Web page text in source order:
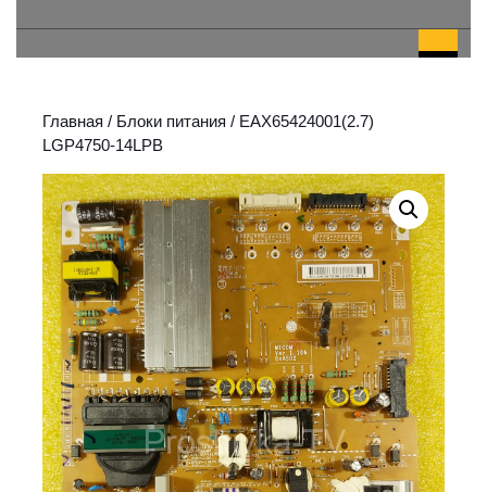
Главная / Блоки питания / EAX65424001(2.7)
LGP4750-14LPB